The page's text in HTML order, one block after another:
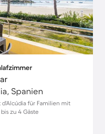
Spanien
für Familien mit
zu 4 Gäste